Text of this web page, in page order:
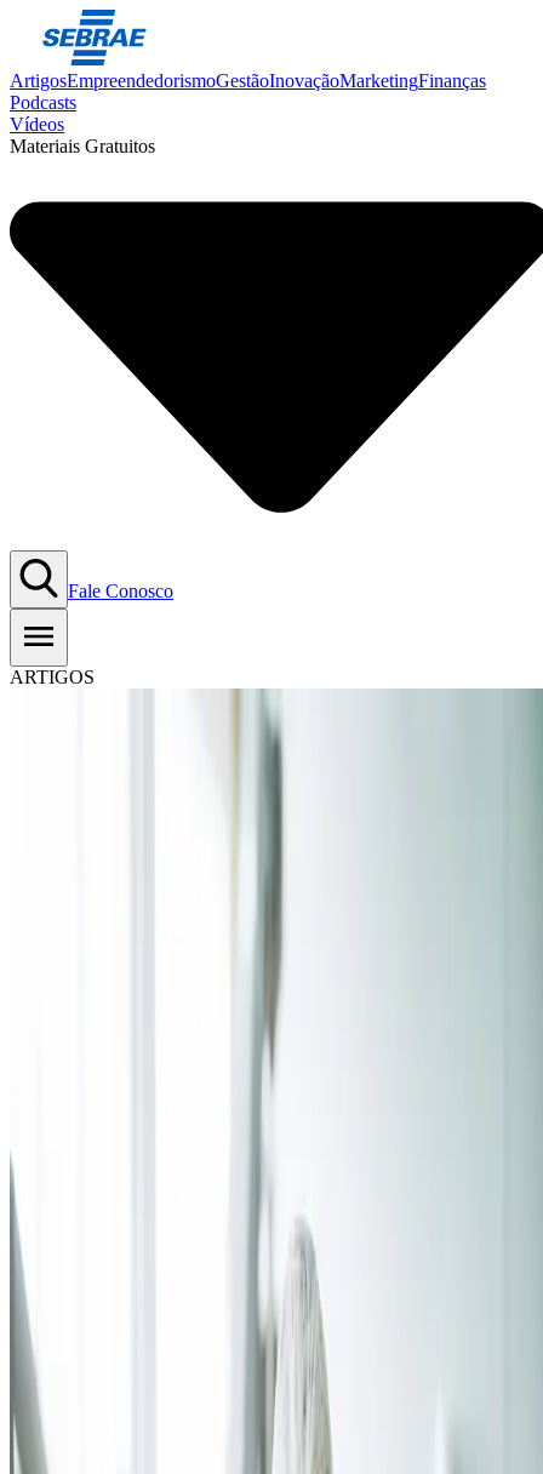
ArtigosEmpreendedorismoGestãoInovaçãoMarketingFinanças
Podcasts
Vídeos
Materiais Gratuitos
Fale Conosco
ARTIGOS
Entenda como funciona o
Seja para atender à demanda de produtos diferenciados ou de
identidade única em outro país, ou ainda para fortalecer economias
locais, a exportação de alimentos movimenta diversas cadeias
Ao analisar como funciona esse processo, é preciso compreender as
etapas que garantem que os produtos cheguem ao destino em
condições ideais,
escolha adequada das embalagens até a
elaboração de documentos obrigatórios
sanitários.
Neste post, falaremos como esse complexo sistema de processos
quais são os principais desafios e, acima de tudo, como preparar seu
negócio para alcançar novos horizontes no mercado externo.
A exportação de alimentos é uma boa
oportunidade?